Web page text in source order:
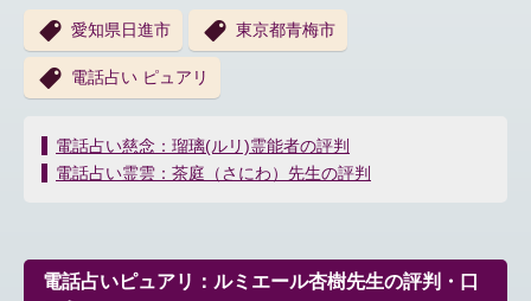
愛知県日進市 東京都青梅市
電話占い ピュアリ
投
稿
ー
シ
電話占い慈念：瑠璃(ルリ)霊能者の評判
電話占い霊雲：茶庭（さにわ）先生の評判
電話占いピュアリ：ルミエール杏樹先生の評判・口